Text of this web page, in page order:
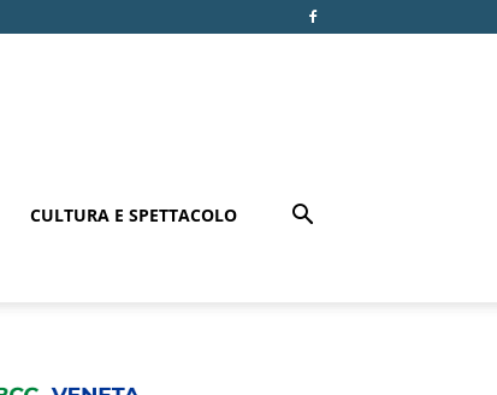
CULTURA E SPETTACOLO